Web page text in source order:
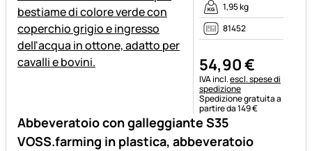
Abbeveratoio con galleggiante S35
VOSS.farming in plastica, abbeveratoio
1,95 kg
81452
54,90€
Informazioni fiscali:
IVA incl.escl. spese di
spedizione
Spedizione gratuita a
partire da 149 €